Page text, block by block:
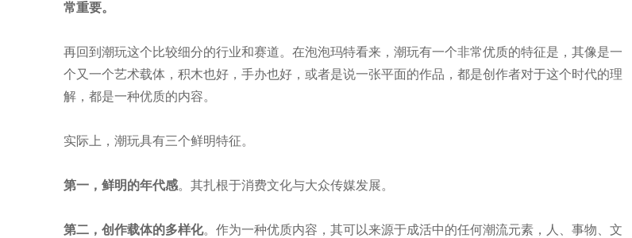
常重要。
再回到潮玩这个比较细分的行业和赛道。在泡泡玛特看来，潮玩有一个非常优质的特征是，其像是一
个又一个艺术载体，积木也好，手办也好，或者是说一张平面的作品，都是创作者对于这个时代的理
解，都是一种优质的内容。
实际上，潮玩具有三个鲜明特征。
第一，鲜明的年代感。其扎根于消费文化与大众传媒发展。
第二，创作载体的多样化。作为一种优质内容，其可以来源于成活中的任何潮流元素，人、事物、文